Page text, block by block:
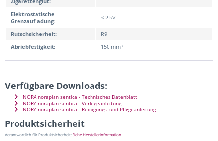
Elektrostatische
Grenzaufladung:
≤ 2 kV
Rutschsicherheit:
R9
Abriebfestigkeit:
150 mm³
Verfügbare Downloads:
NORA noraplan sentica - Technisches Datenblatt
NORA noraplan sentica - Verlegeanleitung
NORA noraplan sentica - Reinigungs- und Pflegeanleitung
Produktsicherheit
Verantwortlich für Produktsicherheit:Siehe Herstellerinformation